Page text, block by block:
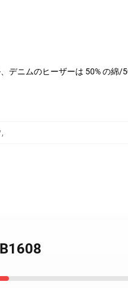
デニムのヒーザーは 50% の綿/
,